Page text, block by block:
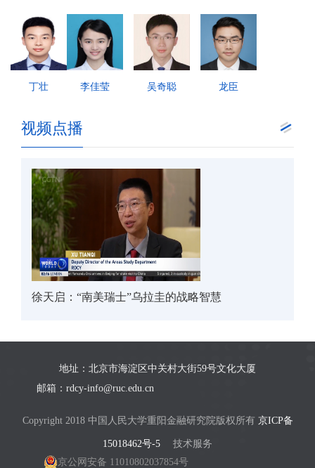
丁壮 李佳莹 吴奇聪 龙臣
视频点播
徐天启：“南美瑞士”乌拉圭的战略智慧
地址：北京市海淀区中关村大街59号文化大厦
邮箱：rdcy-info@ruc.edu.cn
Copyright 2018 中国人民大学重阳金融研究院版权所有 京ICP备
15018462号-5
技术服务
京公网安备 11010802037854号